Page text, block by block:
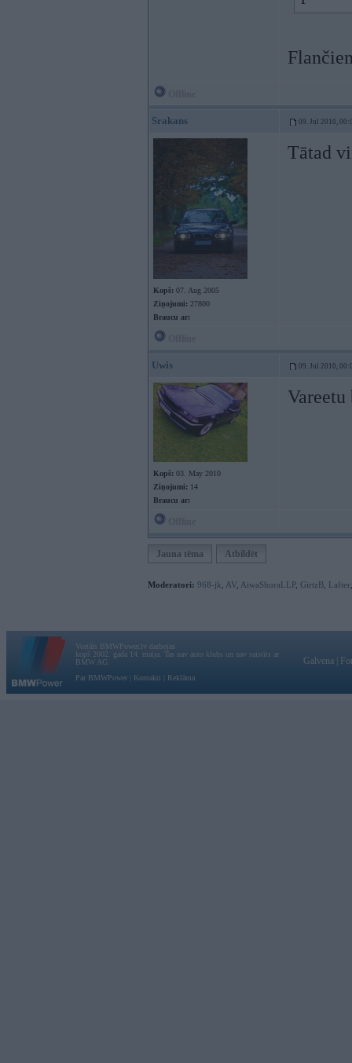
Srakans 09. Jul 2010,
Kopš: 07. Aug 2005
Ziņojumi: 27800
Braucu ar:
Tātad
Uwis 09. Jul 2010,
Kopš: 03. May 2010
Ziņojumi: 14
Braucu ar:
Jauna tēma Atbildēt
Moderatori: 968-jk AV AiwaShuraLLP, GirtzB Lafter
Vortāls BMWPower.lv darbojas
kopš 2002. gada 14. maija. Tas nav auto klubs un nav saistīts ar
BMW AG.
Par BMWPower
Kontakti Reklāma
Galvena